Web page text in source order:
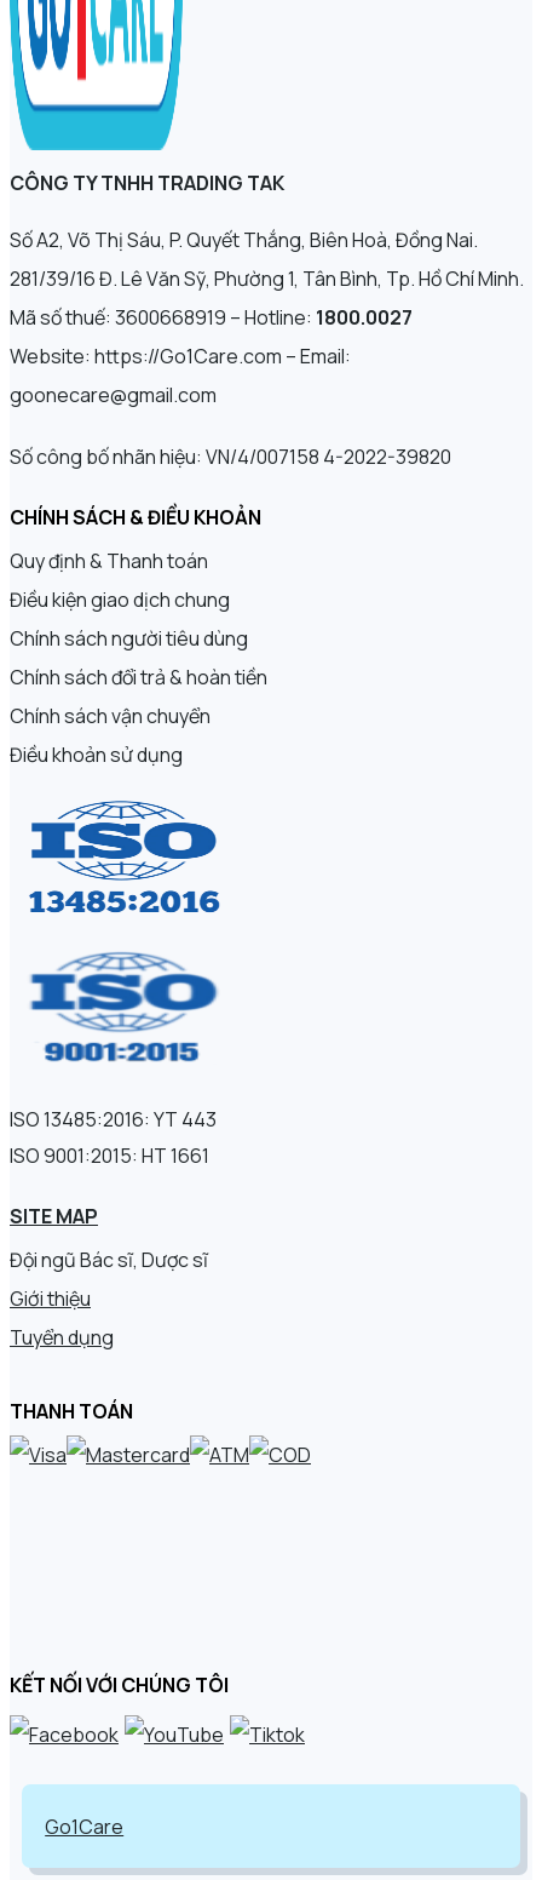
CÔNG TY TNHH TRADING TAK
Số A2, Võ Thị Sáu, P. Quyết Thắng, Biên Hoà, Đồng Nai.
281/39/16 Đ. Lê Văn Sỹ, Phường 1, Tân Bình, Tp. Hồ Chí Minh.
Mã số thuế: 3600668919 – Hotline: 1800.0027
Website: https://Go1Care.com – Email:
goonecare@gmail.com
Số công bố nhãn hiệu: VN/4/007158 4-2022-39820
CHÍNH SÁCH & ĐIỀU KHOẢN
Quy định & Thanh toán
Điều kiện giao dịch chung
Chính sách người tiêu dùng
Chính sách đổi trả & hoàn tiền
Chính sách vận chuyển
Điều khoản sử dụng
ISO 13485:2016: YT 443
ISO 9001:2015: HT 1661
SITE MAP
Đội ngũ Bác sĩ, Dược sĩ
Giới thiệu
Tuyển dụng
THANH TOÁN
KẾT NỐI VỚI CHÚNG TÔI
Go1Care